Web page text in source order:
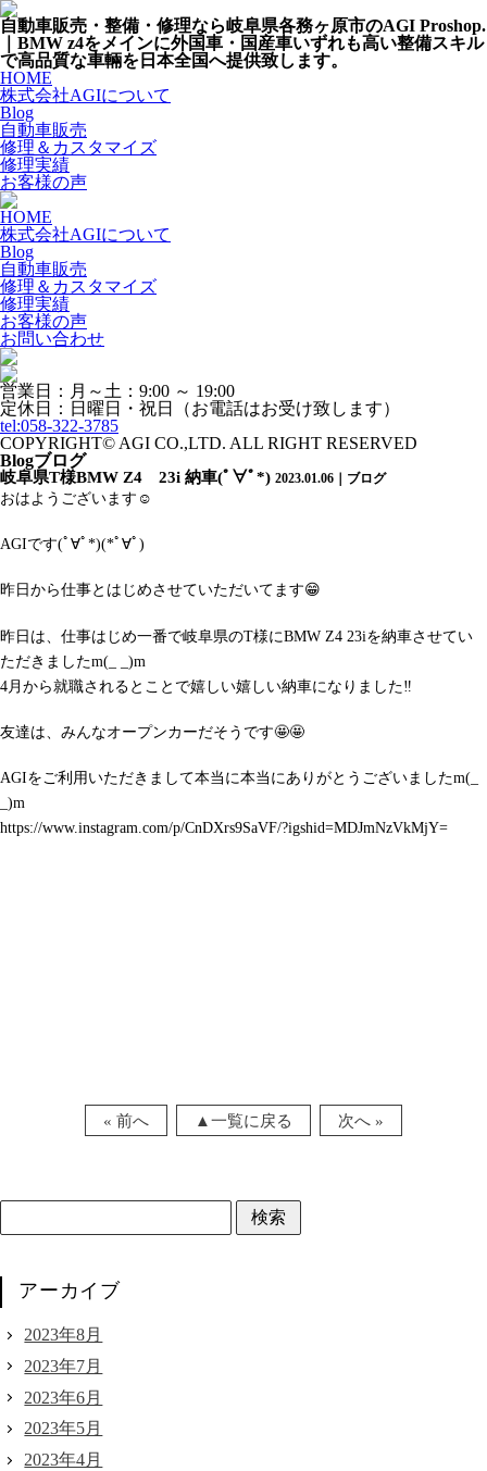
自動車販売・整備・修理なら岐阜県各務ヶ原市のAGI Proshop.
｜BMW z4をメインに外国車・国産車いずれも高い整備スキル
で高品質な車輛を日本全国へ提供致します。
HOME
株式会社AGIについて
Blog
自動車販売
修理＆カスタマイズ
修理実績
お客様の声
HOME
株式会社AGIについて
Blog
自動車販売
修理＆カスタマイズ
修理実績
お客様の声
お問い合わせ
営業日：月～土：9:00 ～ 19:00
定休日：日曜日・祝日（お電話はお受け致します）
tel:058-322-3785
COPYRIGHT© AGI CO.,LTD. ALL RIGHT RESERVED
Blogブログ
岐阜県T様BMW Z4 23i 納車(ﾟ∀ﾟ*) 2023.01.06｜ブログ
おはようございます☺️
AGIです(ﾟ∀ﾟ*)(*ﾟ∀ﾟ)
昨日から仕事とはじめさせていただいてます😁
昨日は、仕事はじめ一番で岐阜県のT様にBMW Z4 23iを納車させてい
ただきましたm(_ _)m
4月から就職されるとことで嬉しい嬉しい納車になりました‼️
友達は、みんなオープンカーだそうです🤩🤩
AGIをご利用いただきまして本当に本当にありがとうございましたm(_
_)m
https://www.instagram.com/p/CnDXrs9SaVF/?igshid=MDJmNzVkMjY=
« 前へ ▲一覧に戻る 次へ »
アーカイブ
2023年8月
2023年7月
2023年6月
2023年5月
2023年4月